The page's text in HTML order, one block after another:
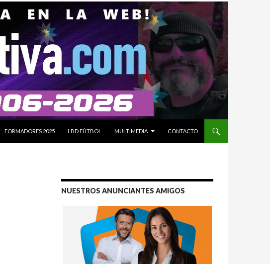
FORMADORES 2025 LBD FÚTBOL MULTIMEDIA CONTACTO
NUESTROS ANUNCIANTES AMIGOS